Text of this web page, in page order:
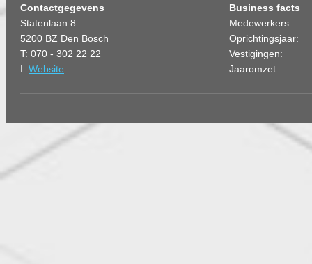
Contactgegevens
Statenlaan 8
5200 BZ Den Bosch
T: 070 - 302 22 22
I: Website
Business facts
Medewerkers:
Oprichtingsjaar:
Vestigingen:
Jaaromzet: